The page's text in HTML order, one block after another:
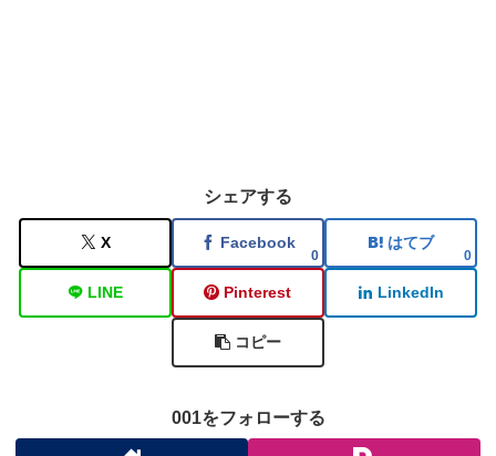
シェアする
X Facebook
0
はてブ
0
LINE Pinterest LinkedIn
コピー
001をフォローする